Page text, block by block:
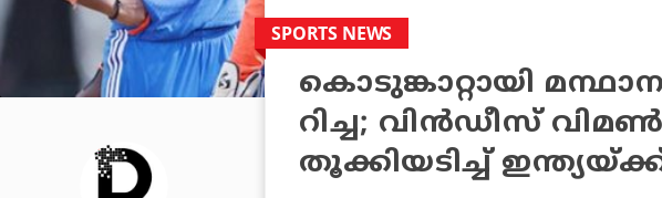
SPORTS NEWS
കൊടുങ്കാറ്റായി മന്ഥാന
റിച്ച; വിന്‍ഡീസ്
തൂക്കിയടിച്ച് ഇന്ത്യയ്ക്ക്